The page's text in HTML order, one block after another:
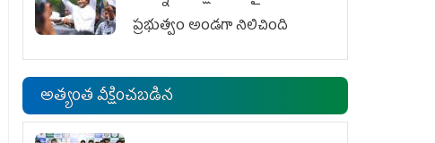
ప్రభుత్వం అండగా నిలిచింది
అత్యంత వీక్షించబడిన